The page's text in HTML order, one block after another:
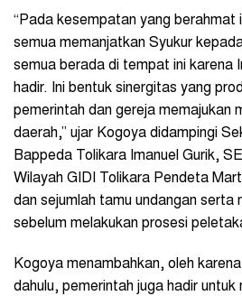
“Pada kesempatan yang berahmat
semua memanjatkan Syukur
semua berada di tempat ini karena
hadir. Ini bentuk sinergitas yang
pemerintah dan gereja memajukan
daerah,” ujar Kogoya didampingi
Bappeda Tolikara Imanuel Gurik,
Wilayah GIDI Tolikara Pendeta
dan sejumlah tamu undangan serta
sebelum melakukan prosesi
Kogoya menambahkan, oleh
dahulu, pemerintah juga hadir untuk